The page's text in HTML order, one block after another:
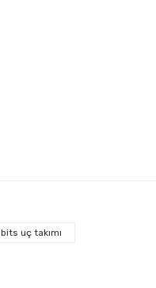
bits uç takımı